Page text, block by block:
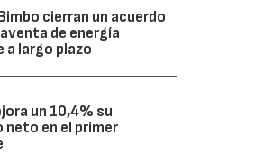
cierran un acuerdo
de energía
a largo plazo
un 10,4% su
neto en el primer